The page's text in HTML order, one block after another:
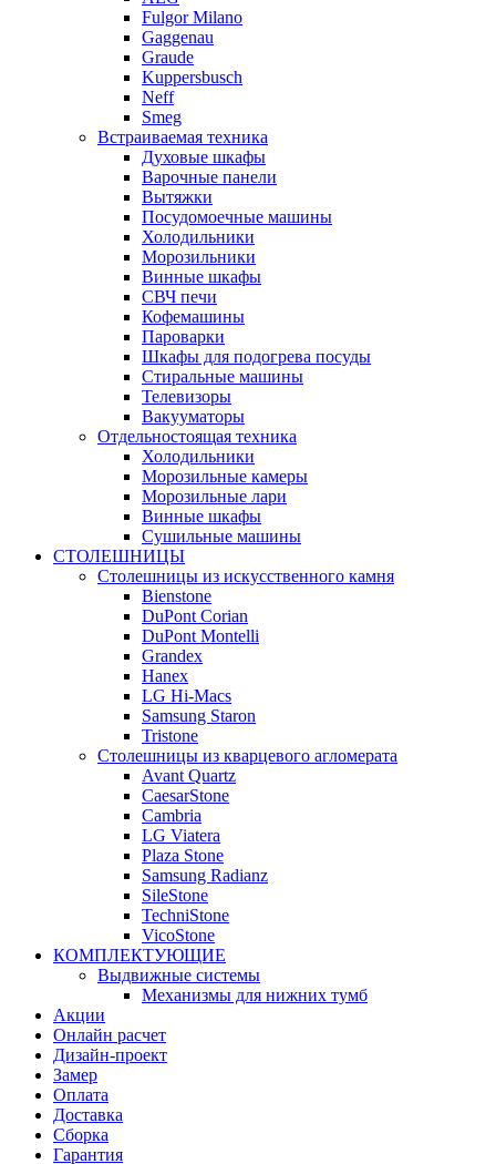
Fulgor Milano
Gaggenau
Graude
Kuppersbusch
Neff
Smeg
Встраиваемая техника
Духовые шкафы
Варочные панели
Вытяжки
Посудомоечные машины
Холодильники
Морозильники
Винные шкафы
СВЧ печи
Кофемашины
Пароварки
Шкафы для подогрева посуды
Стиральные машины
Телевизоры
Вакууматоры
Отдельностоящая техника
Холодильники
Морозильные камеры
Морозильные лари
Винные шкафы
Сушильные машины
СТОЛЕШНИЦЫ
Столешницы из искусственного камня
Bienstone
DuPont Corian
DuPont Montelli
Grandex
Hanex
LG Hi-Macs
Samsung Staron
Tristone
Столешницы из кварцевого агломерата
Avant Quartz
CaesarStone
Cambria
LG Viatera
Plaza Stone
Samsung Radianz
SileStone
TechniStone
VicoStone
КОМПЛЕКТУЮЩИЕ
Выдвижные системы
Механизмы для нижних тумб
Акции
Онлайн расчет
Дизайн-проект
Замер
Оплата
Доставка
Сборка
Гарантия